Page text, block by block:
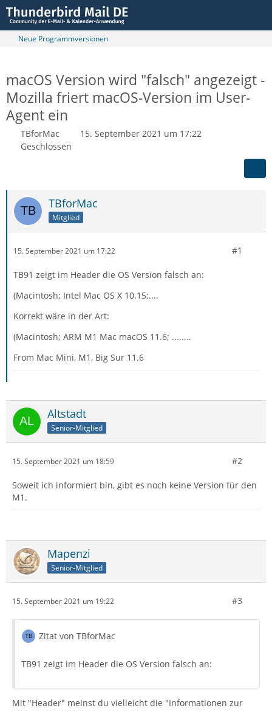
Neue Programmversionen
macOS Version wird "falsch" angezeigt -
Mozilla friert macOS-Version im User-
Agent ein
TBforMac
15. September 2021 um 17:22
Geschlossen
TBforMac
Mitglied
15. September 2021 um 17:22 #1
TB91 zeigt im Header die OS Version falsch an:
(Macintosh; Intel Mac OS X 10.15;....
Korrekt wäre in der Art:
(Macintosh; ARM M1 Mac macOS 11.6; ........
From Mac Mini, M1, Big Sur 11.6
Altstadt
Senior-Mitglied
15. September 2021 um 18:59 #2
Soweit ich informiert bin, gibt es noch keine Version für den
M1.
Mapenzi
Senior-Mitglied
15. September 2021 um 19:22 #3
Zitat von TBforMac
TB91 zeigt im Header die OS Version falsch an:
Mit "Header" meinst du vielleicht die "Informationen zur